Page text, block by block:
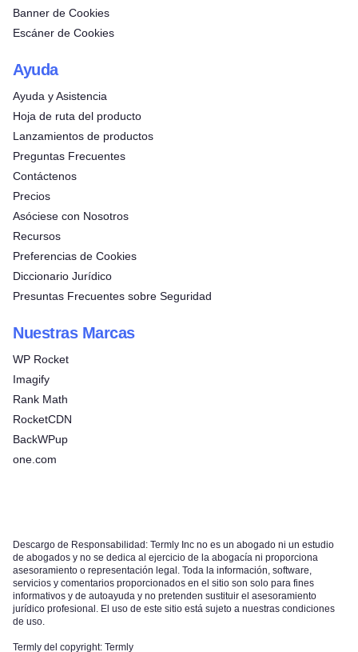
Banner de Cookies
Escáner de Cookies
Ayuda
Ayuda y Asistencia
Hoja de ruta del producto
Lanzamientos de productos
Preguntas Frecuentes
Contáctenos
Precios
Asóciese con Nosotros
Recursos
Preferencias de Cookies
Diccionario Jurídico
Presuntas Frecuentes sobre Seguridad
Nuestras Marcas
WP Rocket
Imagify
Rank Math
RocketCDN
BackWPup
one.com
Descargo de Responsabilidad: Termly Inc no es un abogado ni un estudio
de abogados y no se dedica al ejercicio de la abogacía ni proporciona
asesoramiento o representación legal. Toda la información, software,
servicios y comentarios proporcionados en el sitio son solo para fines
informativos y de autoayuda y no pretenden sustituir el asesoramiento
jurídico profesional. El uso de este sitio está sujeto a nuestras condiciones
de uso.
Termly del copyright: Termly